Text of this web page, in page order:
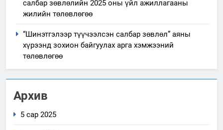
салбар зөвлөлийн 2025 оны үйл ажиллагааны
жилийн төлөвлөгөө
“Шинэтгэлээр түүчээлсэн салбар зөвлөл” аяны
хүрээнд зохион байгуулах арга хэмжээний
төлөвлөгөө
Архив
5 сар 2025